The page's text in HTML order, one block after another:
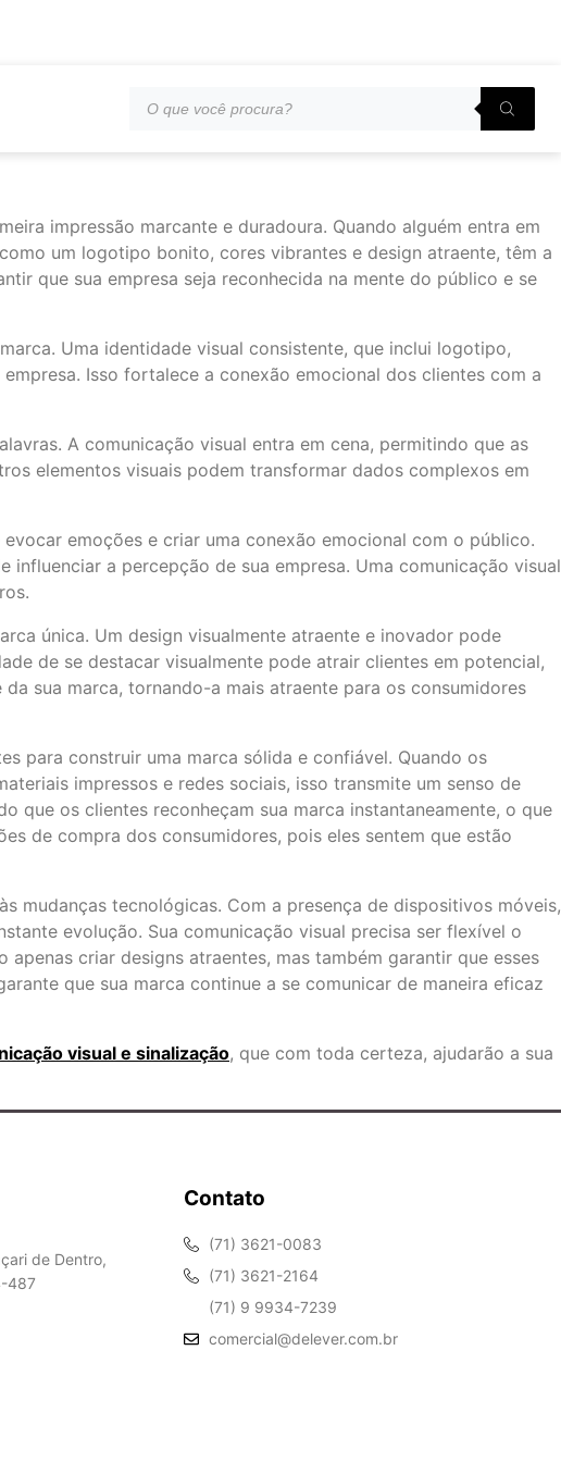
impressão marcante e duradoura. Quando alguém entra em
um logotipo bonito, cores vibrantes e design atraente, têm a
que sua empresa seja reconhecida na mente do público e se
Uma identidade visual consistente, que inclui logotipo,
Isso fortalece a conexão emocional dos clientes com a
A comunicação visual entra em cena, permitindo que as
elementos visuais podem transformar dados complexos em
emoções e criar uma conexão emocional com o público.
a percepção de sua empresa. Uma comunicação visual
única. Um design visualmente atraente e inovador pode
de se destacar visualmente pode atrair clientes em potencial,
sua marca, tornando-a mais atraente para os consumidores
para construir uma marca sólida e confiável. Quando os
impressos e redes sociais, isso transmite um senso de
que os clientes reconheçam sua marca instantaneamente, o que
de compra dos consumidores, pois eles sentem que estão
mudanças tecnológicas. Com a presença de dispositivos móveis,
evolução. Sua comunicação visual precisa ser flexível o
criar designs atraentes, mas também garantir que esses
que sua marca continue a se comunicar de maneira eficaz
visual e sinalização, que com toda certeza, ajudarão a sua
de Dentro,
487
Contato
(71) 3621-0083
(71) 3621-2164
(71) 9 9934-7239
comercial@delever.com.br